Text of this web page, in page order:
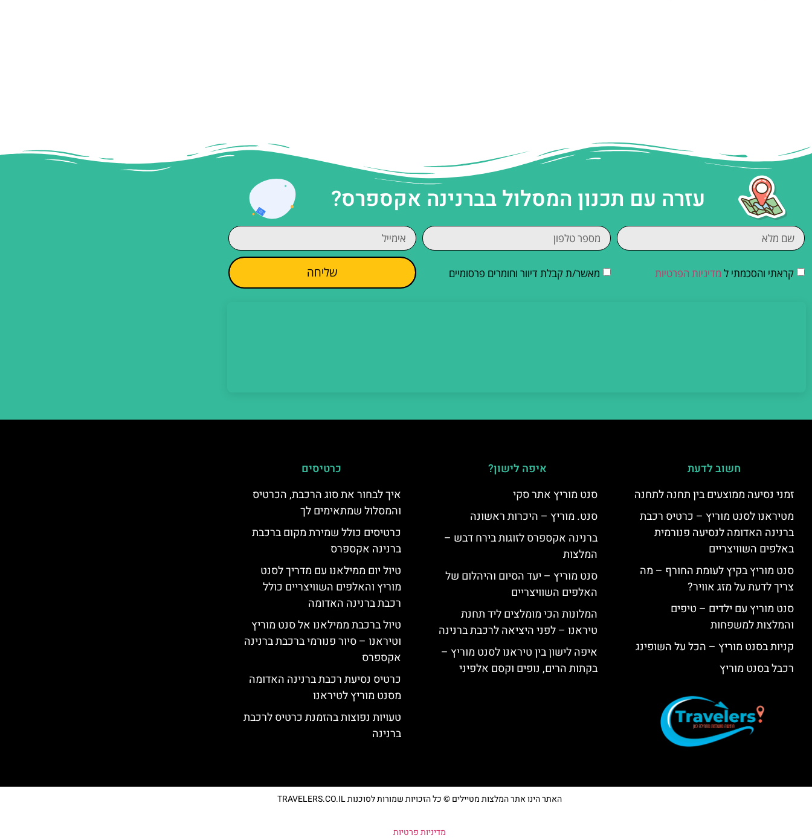
עזרה עם תכנון המסלול בברנינה אקספרס?
קראתי והסכמתי ל מדיניות הפרטיות מאשר/ת קבלת דיוור וחומרים פרסומיים שליחה
חשוב לדעת
זמני נסיעה ממוצעים בין תחנה לתחנה
מטיראנו לסנט מוריץ – כרטיס רכבת
ברנינה האדומה לנסיעה פנורמית
באלפים השוויצריים
סנט מוריץ בקיץ לעומת החורף – מה
צריך לדעת על מזג אוויר?
סנט מוריץ עם ילדים – טיפים
והמלצות למשפחות
קניות בסנט מוריץ – הכל על השופינג
רכבל בסנט מוריץ
איפה לישון?
סנט מוריץ אתר סקי
סנט. מוריץ – היכרות ראשונה
ברנינה אקספרס לזוגות בירח דבש –
המלצות
סנט מוריץ – יעד הסיום והיהלום של
האלפים השוויצריים
המלונות הכי מומלצים ליד תחנת
טיראנו – לפני היציאה לרכבת ברנינה
איפה לישון בין טיראנו לסנט מוריץ –
בקתות הרים, נופים וקסם אלפיני
כרטיסים
איך לבחור את סוג הרכבת, הכרטיס
והמסלול שמתאימים לך
כרטיסים כולל שמירת מקום ברכבת
ברנינה אקספרס
טיול יום ממילאנו עם מדריך לסנט
מוריץ והאלפים השוויצריים כולל
רכבת ברנינה האדומה
טיול ברכבת ממילאנו אל סנט מוריץ
וטיראנו – סיור פנורמי ברכבת ברנינה
אקספרס
כרטיס נסיעת רכבת ברנינה האדומה
מסנט מוריץ לטיראנו
טעויות נפוצות בהזמנת כרטיס לרכבת
ברנינה
האתר הינו אתר המלצות מטיילים © כל הזכויות שמורות לסוכנות TRAVELERS.CO.IL
מדיניות פרטיות